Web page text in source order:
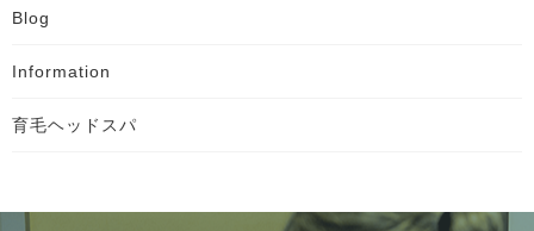
Blog
Information
育毛ヘッドスパ